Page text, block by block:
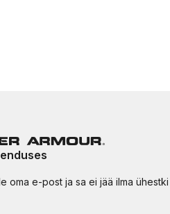
oma e-post ja sa ei jää ilma